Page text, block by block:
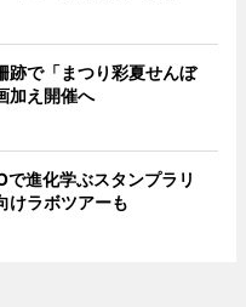
跡で「まつり彩夏せんぼ
加え開催へ
で進化学ぶスタンプラリ
ラボツアーも